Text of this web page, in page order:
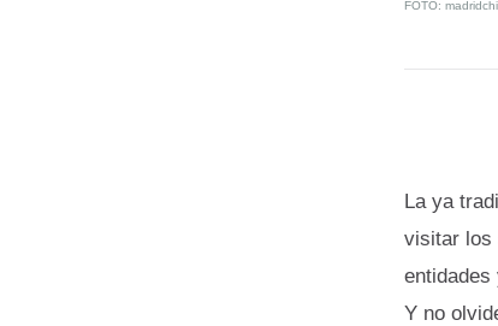
FOTO:
La ya
visitar los
Y no